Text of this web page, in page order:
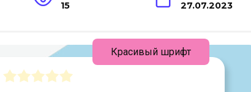
15 27.07.2023
Красивый шрифт